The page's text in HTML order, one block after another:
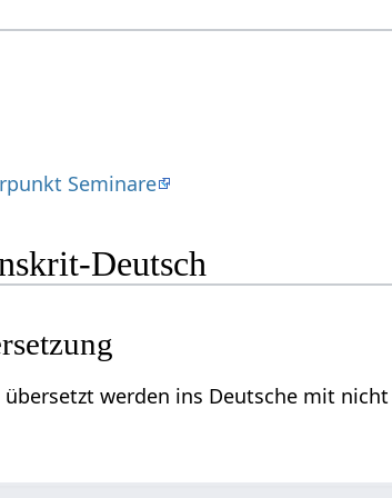
Seminare
Deutsch
übersetzt werden ins Deutsche mit